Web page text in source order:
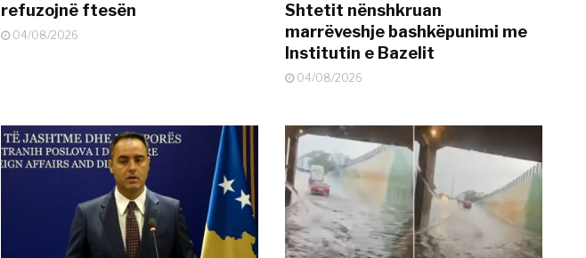
refuzojnë ftesën
04/08/2026
Shtetit nënshkruan
marrëveshje bashkëpunimi me
Institutin e Bazelit
04/08/2026